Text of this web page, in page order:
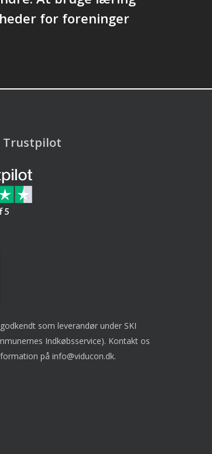
for foreninger
Trustpilot
som leverandør under SKI
Indkøbsservice). Kontakt os
påinfo@viducon.dk.